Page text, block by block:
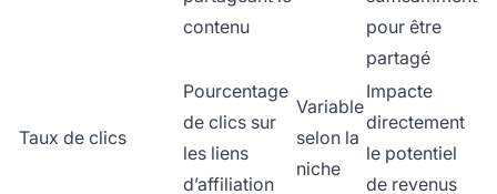
contenu
pour être
partagé
Taux de clics
Pourcentage
de clics sur
les liens
d’affiliation
Variable
selon la
niche
Impacte
directement
le potentiel
de revenus